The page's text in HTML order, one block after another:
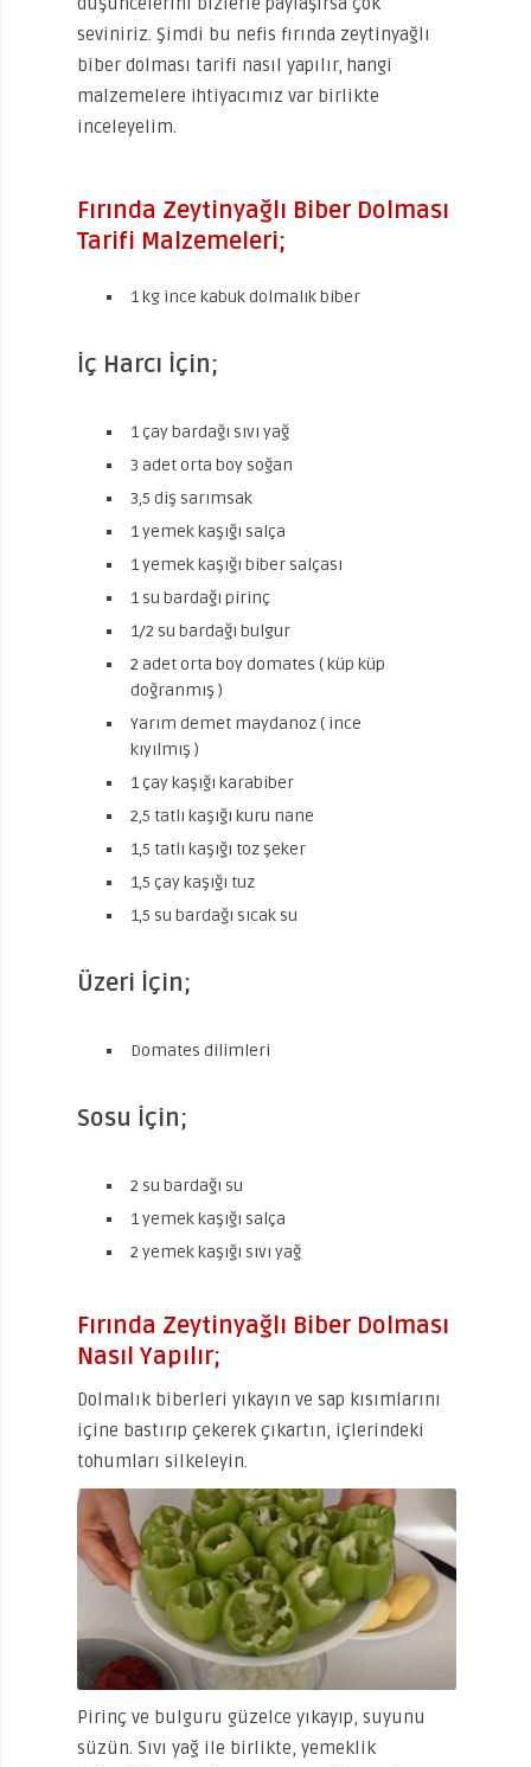
seviniriz. Şimdi bu nefis fırında zeytinyağlı
biber dolması tarifi nasıl yapılır, hangi
malzemelere ihtiyacımız var birlikte
inceleyelim.
Fırında Zeytinyağlı Biber Dolması
Tarifi Malzemeleri;
1 kg ince kabuk dolmalık biber
İç Harcı İçin;
1 çay bardağı sıvı yağ
3 adet orta boy soğan
3,5 diş sarımsak
1 yemek kaşığı salça
1 yemek kaşığı biber salçası
1 su bardağı pirinç
1/2 su bardağı bulgur
2 adet orta boy domates ( küp küp
doğranmış )
Yarım demet maydanoz ( ince
kıyılmış )
1 çay kaşığı karabiber
2,5 tatlı kaşığı kuru nane
1,5 tatlı kaşığı toz şeker
1,5 çay kaşığı tuz
1,5 su bardağı sıcak su
Üzeri İçin;
Domates dilimleri
Sosu İçin;
2 su bardağı su
1 yemek kaşığı salça
2 yemek kaşığı sıvı yağ
Fırında Zeytinyağlı Biber Dolması
Nasıl Yapılır;
Dolmalık biberleri yıkayın ve sap kısımlarını
içine bastırıp çekerek çıkartın, içlerindeki
tohumları silkeleyin.
Pirinç ve bulguru güzelce yıkayıp, suyunu
süzün. Sıvı yağ ile birlikte, yemeklik